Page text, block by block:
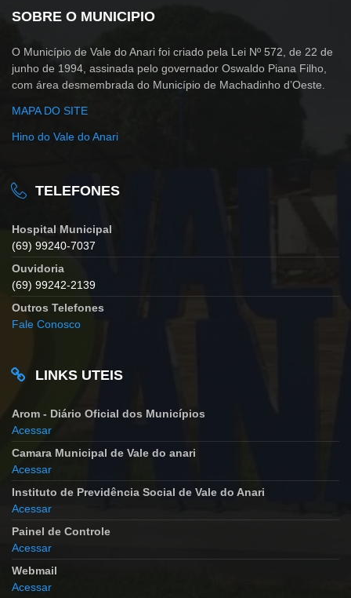
SOBRE O MUNICIPIO
O Município de Vale do Anari foi criado pela Lei Nº 572, de 22 de
junho de 1994, assinada pelo governador Oswaldo Piana Filho,
com área desmembrada do Município de Machadinho d’Oeste.
MAPA DO SITE
Hino do Vale do Anari
TELEFONES
Hospital Municipal
(69) 99240-7037
Ouvidoria
(69) 99242-2139
Outros Telefones
Fale Conosco
LINKS UTEIS
Arom - Diário Oficial dos Municípios
Acessar
Camara Municipal de Vale do anari
Acessar
Instituto de Previdência Social de Vale do Anari
Acessar
Painel de Controle
Acessar
Webmail
Acessar